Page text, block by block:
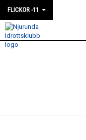
FLICKOR -11
HEM